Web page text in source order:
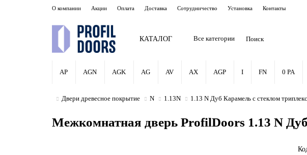
О компании Акции Оплата Доставка Сотрудничество Установка Контакты
КАТАЛОГ Все категории
AP AGN AGK AG AV AX AGP I FN 0 PA
Двери древесное покрытие N 1.13N 1.13 N Дуб Карамель с стеклом
Межкомнатная дверь ProfilDoors 1.13 N